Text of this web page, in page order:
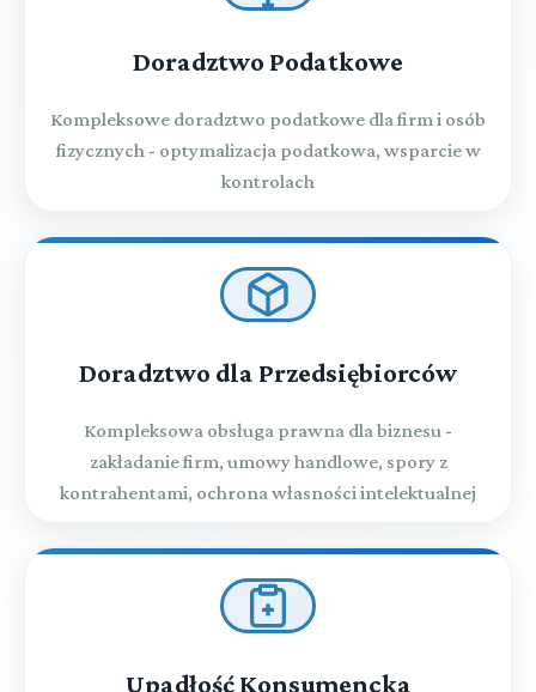
Doradztwo Podatkowe
Kompleksowe doradztwo podatkowe dla firm i osób
fizycznych - optymalizacja podatkowa, wsparcie w
kontrolach
Doradztwo dla Przedsiębiorców
Kompleksowa obsługa prawna dla biznesu -
zakładanie firm, umowy handlowe, spory z
kontrahentami, ochrona własności intelektualnej
Upadłość Konsumencka